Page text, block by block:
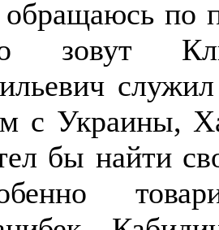
по
зовут
с Украины,
бы найти